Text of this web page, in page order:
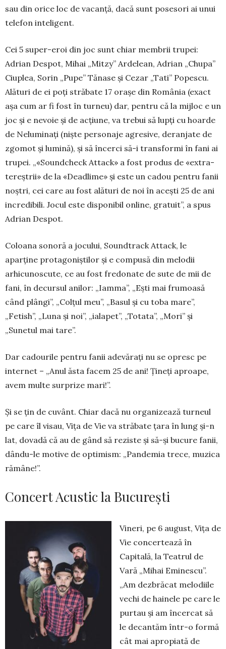
sau din orice loc de vacanță, dacă sunt posesori ai unui
telefon inteligent.
Cei 5 super-eroi din joc sunt chiar mem­brii trupei:
Adrian Despot, Mihai „Mitzy” Ardelean, Adrian „Chupa”
Ciu­plea, Sorin „Pupe” Tănase şi Cezar „Tati” Popescu.
Alături de ei poți străbate 17 orașe din Ro­mânia (exact
așa cum ar fi fost în turneu) dar, pentru că la mijloc e un
joc şi e nevoie şi de acţiune, va trebui să lupți cu hoarde
de Ne­luminați (nişte personaje agresive, deran­jate de
zgomot și lu­mină), şi să încerci să-i trans­formi în fani ai
trupei. „«Soundcheck Attack» a fost produs de «extra­
tereștrii» de la «Deadlime» și este un cadou pen­tru fanii
noștri, cei care au fost alături de noi în acești 25 de ani
incredibili. Jocul este disponibil online, gratuit”, a spus
Adrian Despot.
Coloana sonoră a jocului, Soundtrack Attack, le
aparţine protagoniştilor şi e compusă din melodii
arhicunoscute, ce au fost fredonate de sute de mii de
fani, în decursul anilor: „Iamma”, „Eşti mai frumoasă
când plângi”, „Colţul meu”, „Bas­ul şi cu toba mare”,
„Fetish”, „Luna şi noi”, „ia­la­pet”, „Totata”, „Mori” şi
„Sunetul mai tare”.
Dar cadourile pentru fanii adevăraţi nu se opresc pe
internet – „Anul ăsta facem 25 de ani! Țineți aproape,
avem multe surprize mari!”.
Şi se ţin de cuvânt. Chiar dacă nu organizează turneul
pe care îl visau, Vița de Vie va străbate ţara în lung şi-n
lat, dovadă că au de gând să reziste și să-și bucure fanii,
dându-le motive de optimism: „Pandemia trece, muzica
rămâne!”.
Concert Acustic la Bucureşti
Vineri, pe 6 august, Vița de
Vie concertează în
Capitală, la Teatrul de
Vară „Mihai Emi­nescu”.
„Am dezbră­cat melodiile
vechi de hainele pe care le
pur­tau şi am încercat să
le decantăm într-o formă
cât mai apropiată de